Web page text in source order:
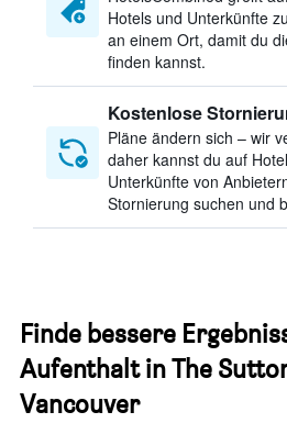
Hotels und Unterkünfte
an einem Ort, damit du
finden kannst.
Kostenlose
Pläne ändern sich – wir
daher kannst du auf
Unterkünfte von
Stornierung suchen und
Finde bessere
Aufenthalt in The
Vancouver